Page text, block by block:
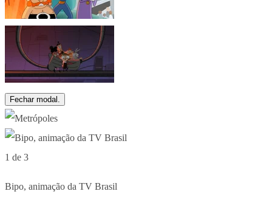
Fechar modal.
1 de 3
Bipo, animação da TV Brasil